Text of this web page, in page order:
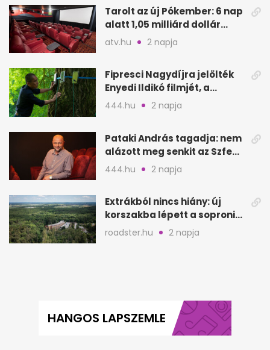
Tarolt az új Pókember: 6 nap
alatt 1,05 milliárd dollár
bevétel
atv.hu 2 napja
Fipresci Nagydíjra jelölték
Enyedi Ildikó filmjét, a
Csendes barátot
444.hu 2 napja
Pataki András tagadja: nem
alázott meg senkit az Szfe
felvételijén
444.hu 2 napja
Extrákból nincs hiány: új
korszakba lépett a soproni
Fagus Hotel
roadster.hu 2 napja
HANGOS LAPSZEMLE